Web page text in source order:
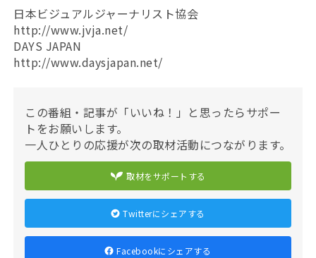
日本ビジュアルジャーナリスト協会
http://www.jvja.net/
DAYS JAPAN
http://www.daysjapan.net/
この番組・記事が「いいね！」と思ったらサポー
トをお願いします。
一人ひとりの応援が次の取材活動につながります。
取材をサポートする
Twitterにシェアする
Facebookにシェアする